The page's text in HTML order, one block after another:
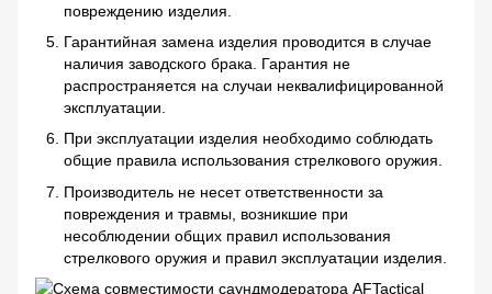
повреждению изделия.
Гарантийная замена изделия проводится в случае
наличия заводского брака. Гарантия не
распространяется на случаи неквалифицированной
эксплуатации.
При эксплуатации изделия необходимо соблюдать
общие правила использования стрелкового оружия.
Производитель не несет ответственности за
повреждения и травмы, возникшие при
несоблюдении общих правил использования
стрелкового оружия и правил эксплуатации изделия.